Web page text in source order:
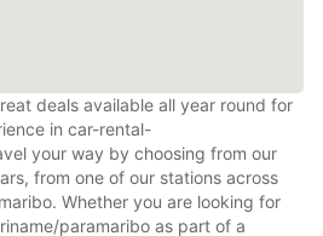
deals available all year round for
in car-rental-
your way by choosing from our
from one of our stations across
Whether you are looking for
paramaribo as part of a